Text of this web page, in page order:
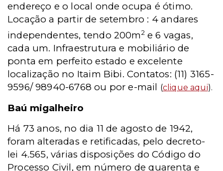
endereço e o local onde ocupa é ótimo.
Locação a partir de setembro : 4 andares
independentes, tendo 200m2e 6 vagas,
cada um. Infraestrutura e mobiliário de
ponta em perfeito estado e excelente
localização no Itaim Bibi. Contatos: (11) 3165-
9596/ 98940-6768 ou por e-mail (clique aqui).
Baú migalheiro
Há 73 anos, no dia 11 de agosto de 1942,
foram alteradas e retificadas, pelo decreto-
lei 4.565, várias disposições do Código do
Processo Civil, em número de quarenta e